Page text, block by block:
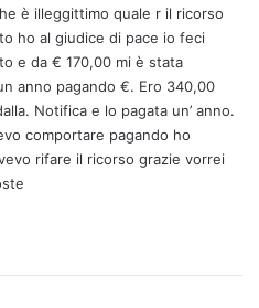
è illeggittimo quale r il ricorso
ho al giudice di pace io feci
e da € 170,00 mi è stata
anno pagando €. Ero 340,00
Notifica e lo pagata un’ anno.
comportare pagando ho
rifare il ricorso grazie vorrei